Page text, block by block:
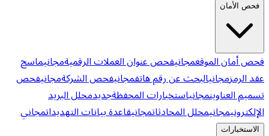
فحص الأمان
فحص أمان الموقعمجانيفحص عنوان العملات الرقميةمجانيماسح
عقد الرمزمجانيالبحث عن رقم هاتفمجانيفحص الشركةمجانيفحص
تسميم العناوينمجانياستخبارات المحفظةجديدمحلل البريد
الإلكترونيمجانيمحلل المحادثاتمجانيقاعدة بيانات التهديداتمجاني
الاستخبارات